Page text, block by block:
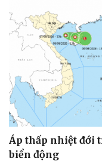
Áp thấp nhiệt đới
biển động